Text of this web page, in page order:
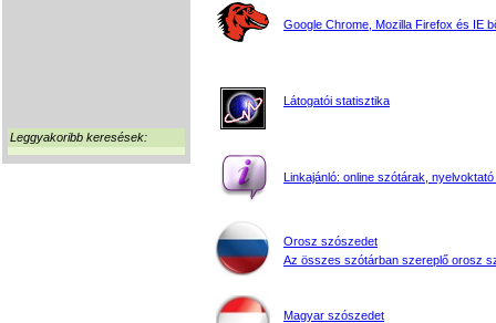
Leggyakoribb keresések:
Google Chrome, Mozilla Firefox és IE
Látogatói statisztika
Linkajánló: online szótárak, nyelvoktató
Orosz szószedet
Az összes szótárban szereplő orosz
Magyar szószedet